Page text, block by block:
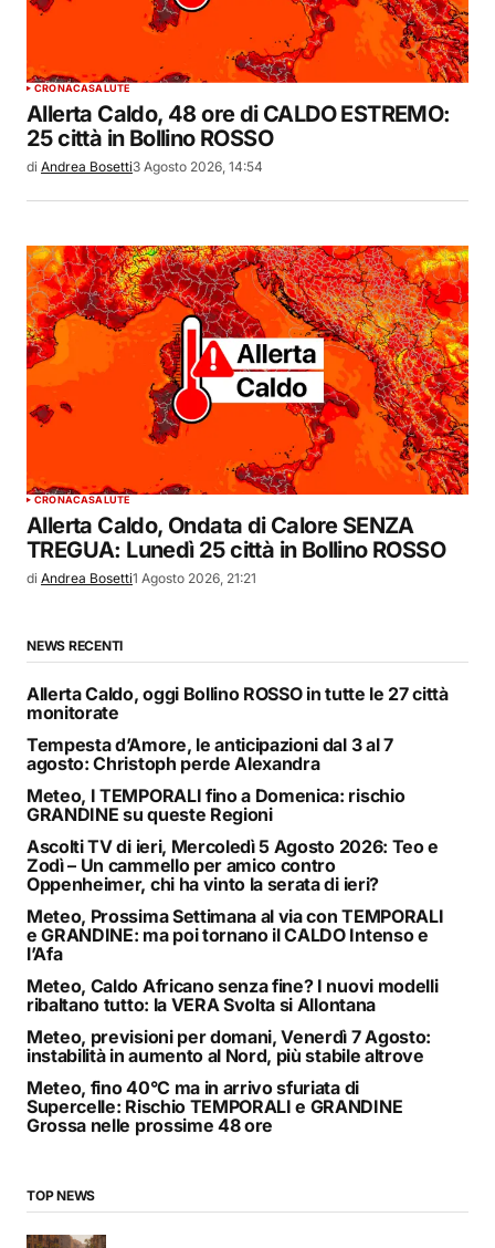
CRONACASALUTE
Allerta Caldo, 48 ore di CALDO ESTREMO:
25 città in Bollino ROSSO
di Andrea Bosetti3 Agosto 2026, 14:54
CRONACASALUTE
Allerta Caldo, Ondata di Calore SENZA
TREGUA: Lunedì 25 città in Bollino ROSSO
di Andrea Bosetti1 Agosto 2026, 21:21
NEWS RECENTI
Allerta Caldo, oggi Bollino ROSSO in tutte le 27 città
monitorate
Tempesta d’Amore, le anticipazioni dal 3 al 7
agosto: Christoph perde Alexandra
Meteo, I TEMPORALI fino a Domenica: rischio
GRANDINE su queste Regioni
Ascolti TV di ieri, Mercoledì 5 Agosto 2026: Teo e
Zodì – Un cammello per amico contro
Oppenheimer, chi ha vinto la serata di ieri?
Meteo, Prossima Settimana al via con TEMPORALI
e GRANDINE: ma poi tornano il CALDO Intenso e
l’Afa
Meteo, Caldo Africano senza fine? I nuovi modelli
ribaltano tutto: la VERA Svolta si Allontana
Meteo, previsioni per domani, Venerdì 7 Agosto:
instabilità in aumento al Nord, più stabile altrove
Meteo, fino 40°C ma in arrivo sfuriata di
Supercelle: Rischio TEMPORALI e GRANDINE
Grossa nelle prossime 48 ore
TOP NEWS